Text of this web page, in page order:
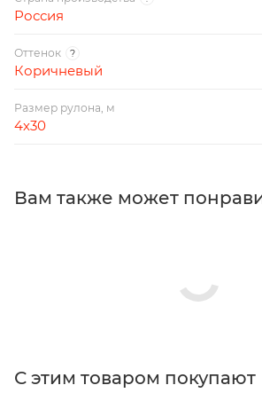
Россия
Оттенок ?
Коричневый
Размер рулона, м
4х30
Вам также может
С этим товаром покупают